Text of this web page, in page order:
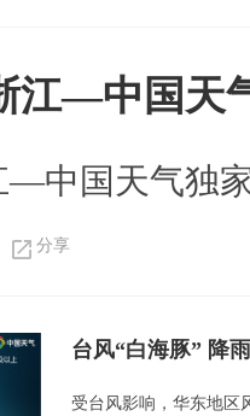
江—中国天
—中国天气独
分享
台风“白海豚” 降
受台风影响，华东地区